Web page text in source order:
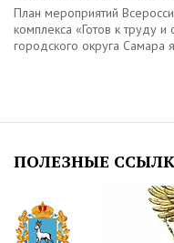
План мероприятий
комплекса «Готов к труду
городского округа Самара
ПОЛЕЗНЫЕ